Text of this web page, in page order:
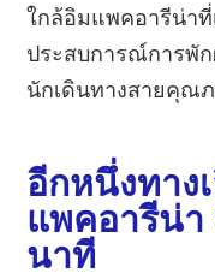
ใกล้อิมแพคอารีน่า
ประสบการณ์การพั
นักเดินทางสายคุณ
อีกหนึ่งทาง
แพคอารีน่า
นาที